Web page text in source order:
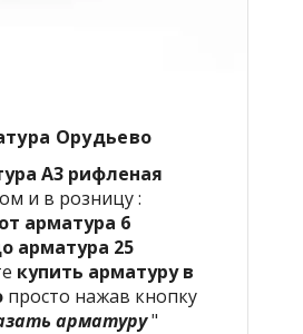
Орудьево
А3 рифленая
и в розницу :
от арматура 6
арматура 25
купить арматуру в
просто нажав кнопку
арматуру"